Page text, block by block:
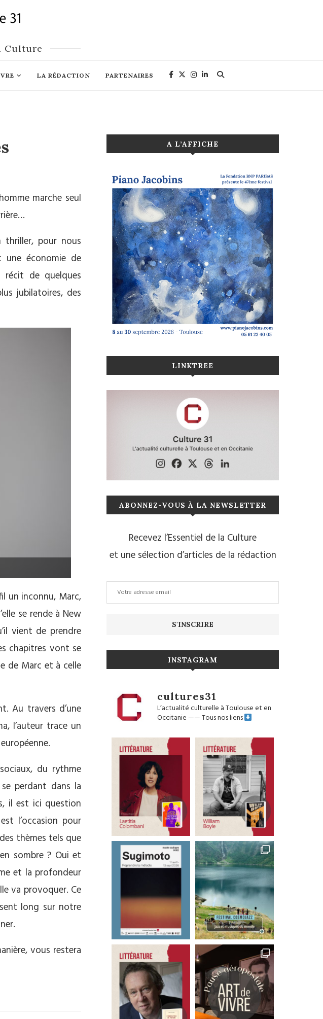
Culture
LA RÉDACTION PARTENAIRES
marche seul
thriller, pour nous
une économie de
récit de quelques
jubilatoires, des
un inconnu, Marc,
se rende à New
vient de prendre
chapitres vont se
de Marc et à celle
Au travers d’une
l’auteur trace un
du rythme
perdant dans la
il est ici question
l’occasion pour
thèmes tels que
sombre ? Oui et
et la profondeur
va provoquer. Ce
long sur notre
vous restera
A L’AFFICHE
LINKTREE
ABONNEZ-VOUS À LA NEWSLETTER
Recevez l’Essentiel de la Culture
et une sélection d’articles de la rédaction
INSTAGRAM
cultures31
L’actualité culturelle à Toulouse et en
Occitanie——Tous nos liens